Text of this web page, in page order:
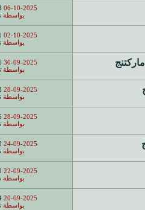
06-10-2025
بواسطة
02-10-2025
بواسطة
30-09-2025
بواسطة
28-09-2025
بواسطة
28-09-2025
بواسطة
24-09-2025
بواسطة
22-09-2025
بواسطة
20-09-2025
بواسطة